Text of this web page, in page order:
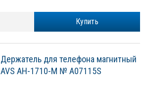
Купить
Держатель для телефона магнитный
AVS AH-1710-M № A07115S